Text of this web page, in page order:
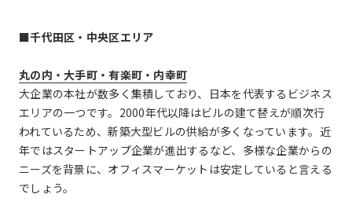
■千代田区・中央区エリア
丸の内・大手町・有楽町・内幸町
大企業の本社が数多く集積しており、日本を代表するビジネス
エリアの一つです。2000年代以降はビルの建て替えが順次行
われているため、新築大型ビルの供給が多くなっています。近
年ではスタートアップ企業が進出するなど、多様な企業からの
ニーズを背景に、オフィスマーケットは安定していると言える
でしょう。